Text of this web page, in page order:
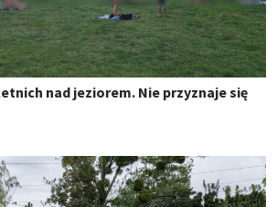
nad jeziorem. Nie przyznaje się